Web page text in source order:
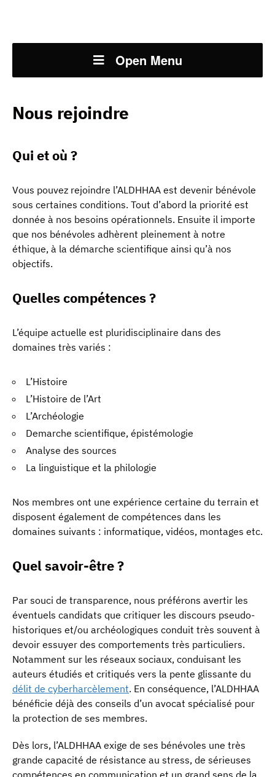
Open Menu
Nous rejoindre
Qui et où ?
Vous pouvez rejoindre l’ALDHHAA est devenir bénévole
sous certaines conditions. Tout d’abord la priorité est
donnée à nos besoins opérationnels. Ensuite il importe
que nos bénévoles adhèrent pleinement à notre
éthique, à la démarche scientifique ainsi qu’à nos
objectifs.
Quelles compétences ?
L’équipe actuelle est pluridisciplinaire dans des
domaines très variés :
L’Histoire
L’Histoire de l’Art
L’Archéologie
Demarche scientifique, épistémologie
Analyse des sources
La linguistique et la philologie
Nos membres ont une expérience certaine du terrain et
disposent également de compétences dans les
domaines suivants : informatique, vidéos, montages etc.
Quel savoir-être ?
Par souci de transparence, nous préférons avertir les
éventuels candidats que critiquer les discours pseudo-
historiques et/ou archéologiques conduit très souvent à
devoir essuyer des comportements très particuliers.
Notamment sur les réseaux sociaux, conduisant les
auteurs étudiés et critiqués vers la pente glissante du
délit de cyberharcèlement. En conséquence, l’ALDHHAA
bénéficie déjà des conseils d’un avocat spécialisé pour
la protection de ses membres.
Dès lors, l’ALDHHAA exige de ses bénévoles une très
grande capacité de résistance au stress, de sérieuses
compétences en communication et un grand sens de la